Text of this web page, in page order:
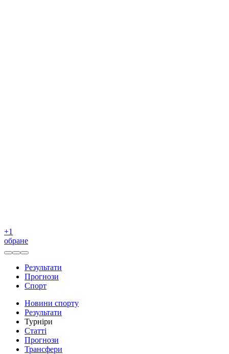
+1
обране
Результати
Прогнози
Спорт
Новини спорту
Результати
Турніри
Статті
Прогнози
Трансфери